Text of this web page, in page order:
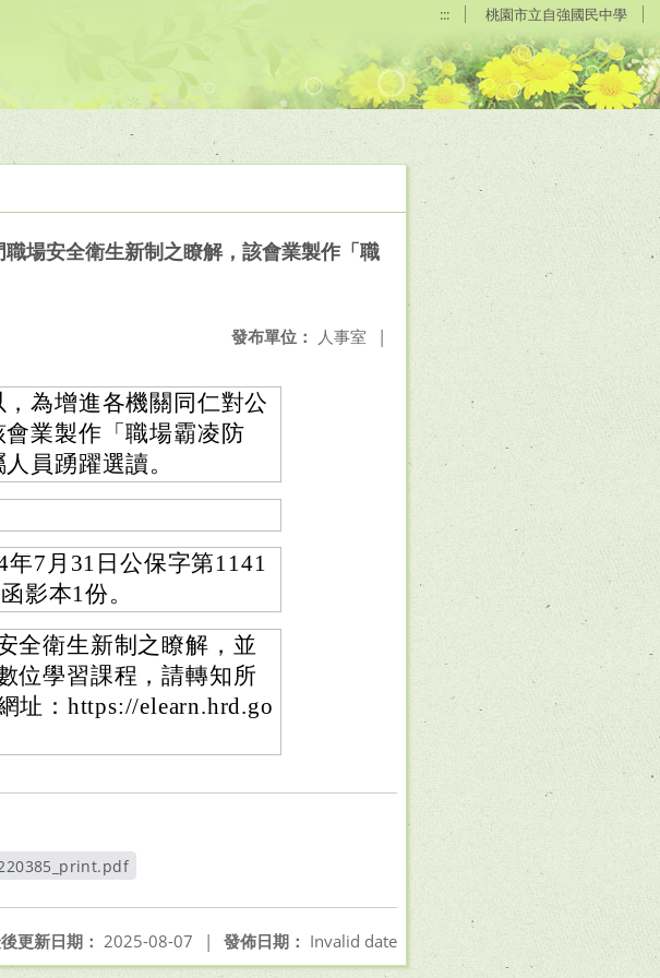
::: 桃園市立自強國民中學
場安全衛生新制之瞭解，該會業製作「職
發布單位： 人事室 |
為增進各機關同仁對公
業製作「職場霸凌防
員踴躍選讀。
7月31日公保字第1141
影本1份。
全衛生新制之瞭解，並
位學習課程，請轉知所
址：https://elearn.hrd.go
發佈日期： Invalid date
更新日期： 2025-08-07 |